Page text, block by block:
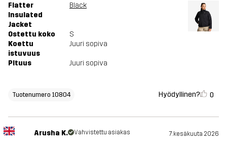
Flatter
Insulated
Jacket
Black
Ostettu koko
S
Koettu
istuvuus
Juuri sopiva
PItuus Juuri sopiva
Tuotenumero 10804 Hyödyllinen? 0
Arusha K. Vahvistettu asiakas 7. kesäkuuta 2026